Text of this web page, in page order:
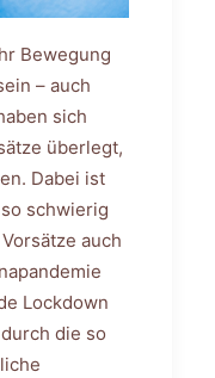
Bewegung
– auch
sich
überlegt,
Dabei ist
schwierig
auch
Lockdown
die so